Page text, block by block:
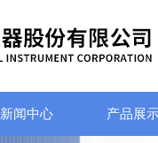
新闻中心 产品展